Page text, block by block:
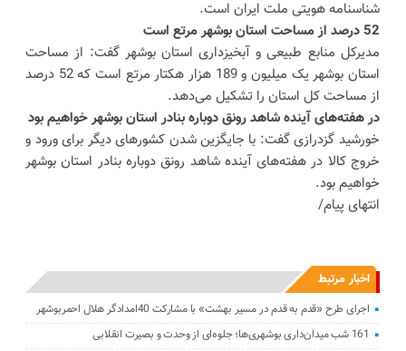
شناسنامه هویتی ملت ایران است.
52 درصد از مساحت استان بوشهر مرتع است
مدیرکل منابع طبیعی و آبخیزداری استان بوشهر گفت: از مساحت
استان بوشهر یک میلیون و 189 هزار هکتار مرتع است که 52 درصد
از مساحت کل استان را تشکیل می‌دهد.
در هفته‌های آینده شاهد رونق دوباره بنادر استان بوشهر خواهیم بود
خورشید گزدرازی گفت: با جایگزین شدن کشور‌های دیگر برای ورود و
خروج کالا در هفته‌های آینده شاهد رونق دوباره بنادر استان بوشهر
خواهیم بود.
انتهای پیام/
اخبار مرتبط
اجرای طرح «قدم به قدم در مسیر بهشت» با مشارکت 40امدادگر هلال احمربوشهر
161 شب میدان‌داری بوشهری‌ها؛ جلوه‌ای از وحدت و بصیرت انقلابی